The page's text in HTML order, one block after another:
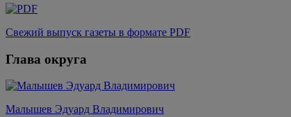
Свежий выпуск газеты в формате PDF
Глава округа
Малышев Эдуард Владимирович